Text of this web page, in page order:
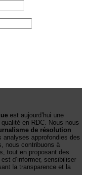
est aujourd’hui une
en RDC. Nous nous
de résolution
analyses approfondies des
nous contribuons à
tout en proposant des
d’informer, sensibiliser
la transparence et la